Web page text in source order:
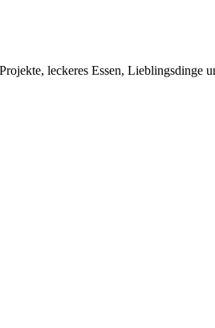
leckeres Essen, Lieblingsdinge